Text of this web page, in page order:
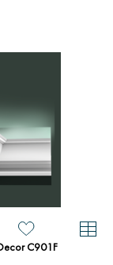
C901F